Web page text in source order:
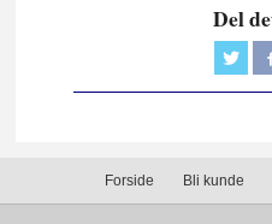
Del
Forside Bli kunde